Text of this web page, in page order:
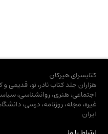
کتابسرای هیرکان
هزاران جلد کتاب نادر، نو، قدیمی
اجتماعی، هنری، روانشناسی،
غیره، مجله، روزنامه، درسی،
ایران